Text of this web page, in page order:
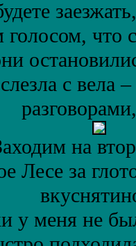
что
с вела
на
Лесе за
у меня не